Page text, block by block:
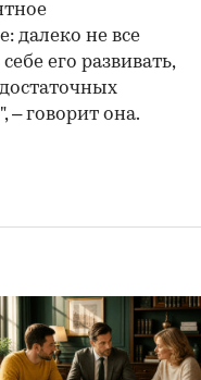
далеко не все
его развивать,
– говорит она.